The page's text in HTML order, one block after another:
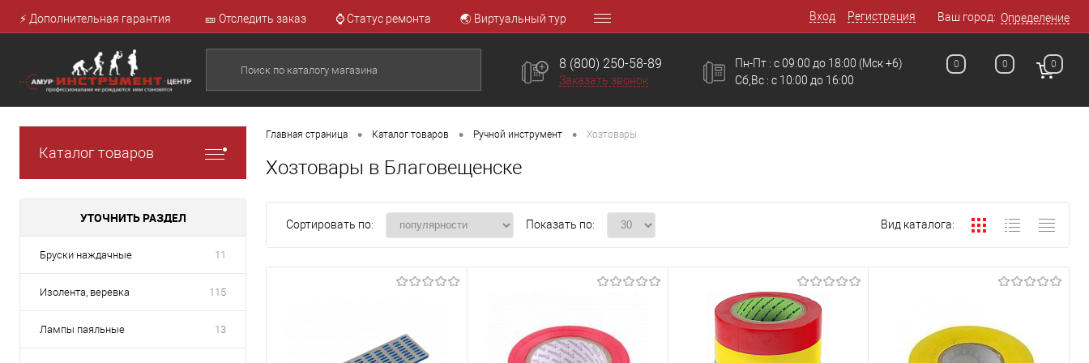
⚡ Дополнительная гарантия 🎫 Отследить заказ ⌚ Статус ремонта 🌏 Виртуальный тур Вход Регистрация Ваш город: Определение
8 (800) 250-58-89
Заказать звонок
Пн-Пт : с 09:00 до 18:00
Сб,Вс : c 10:00 до 16:00
(Мск +6) 0 0 0
Каталог товаров
УТОЧНИТЬ РАЗДЕЛ
Бруски наждачные 11
Изолента, веревка 115
Лампы паяльные 13
Главная страница • Каталог товаров • Ручной инструмент • Хозтовары
Хозтовары в Благовещенске
Сортировать по: Показать по: Вид каталога: